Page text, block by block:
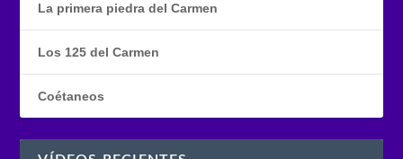
La primera piedra del Carmen
Los 125 del Carmen
Coétaneos